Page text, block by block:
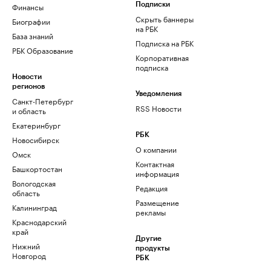
Финансы
Биографии
База знаний
РБК Образование
Новости
регионов
Санкт-Петербург
и область
Екатеринбург
Новосибирск
Омск
Башкортостан
Вологодская
область
Калининград
Краснодарский
край
Нижний
Новгород
Подписки
Скрыть баннеры
на РБК
Подписка на РБК
Корпоративная
подписка
Уведомления
RSS Новости
РБК
О компании
Контактная
информация
Редакция
Размещение
рекламы
Другие
продукты
РБК